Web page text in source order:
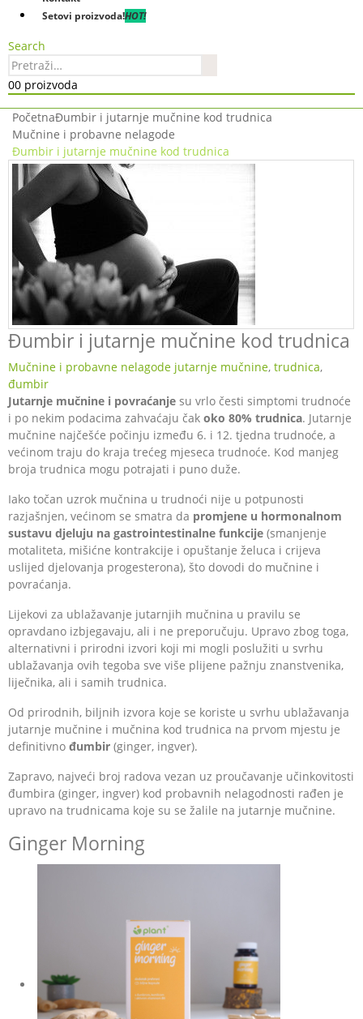
Setovi proizvoda!HOT!
Search
00 proizvoda
PočetnaĐumbir i jutarnje mučnine kod trudnica
Mučnine i probavne nelagode
Đumbir i jutarnje mučnine kod trudnica
Đumbir i jutarnje mučnine kod trudnica
Mučnine i probavne nelagode jutarnje mučnine, trudnica,
đumbir
Jutarnje mučnine i povraćanje su vrlo česti simptomi trudnoće
i po nekim podacima zahvaćaju čak oko 80% trudnica. Jutarnje
mučnine najčešće počinju između 6. i 12. tjedna trudnoće, a
većinom traju do kraja trećeg mjeseca trudnoće. Kod manjeg
broja trudnica mogu potrajati i puno duže.
Iako točan uzrok mučnina u trudnoći nije u potpunosti
razjašnjen, većinom se smatra da promjene u hormonalnom
sustavu djeluju na gastrointestinalne funkcije (smanjenje
motaliteta, mišićne kontrakcije i opuštanje želuca i crijeva
uslijed djelovanja progesterona), što dovodi do mučnine i
povraćanja.
Lijekovi za ublažavanje jutarnjih mučnina u pravilu se
opravdano izbjegavaju, ali i ne preporučuju. Upravo zbog toga,
alternativni i prirodni izvori koji mi mogli poslužiti u svrhu
ublažavanja ovih tegoba sve više plijene pažnju znanstvenika,
liječnika, ali i samih trudnica.
Od prirodnih, biljnih izvora koje se koriste u svrhu ublažavanja
jutarnje mučnine i mučnina kod trudnica na prvom mjestu je
definitivno đumbir (ginger, ingver).
Zapravo, najveći broj radova vezan uz proučavanje učinkovitosti
đumbira (ginger, ingver) kod probavnih nelagodnosti rađen je
upravo na trudnicama koje su se žalile na jutarnje mučnine.
Ginger Morning